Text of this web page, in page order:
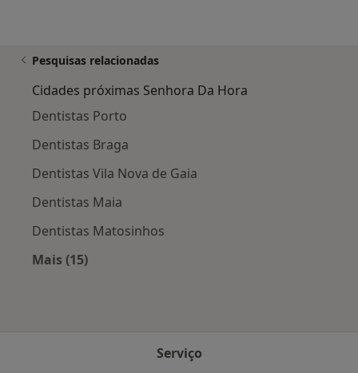
Pesquisas relacionadas
Cidades próximas Senhora Da Hora
Dentistas Porto
Dentistas Braga
Dentistas Vila Nova de Gaia
Dentistas Maia
Dentistas Matosinhos
Mais (15)
Serviço